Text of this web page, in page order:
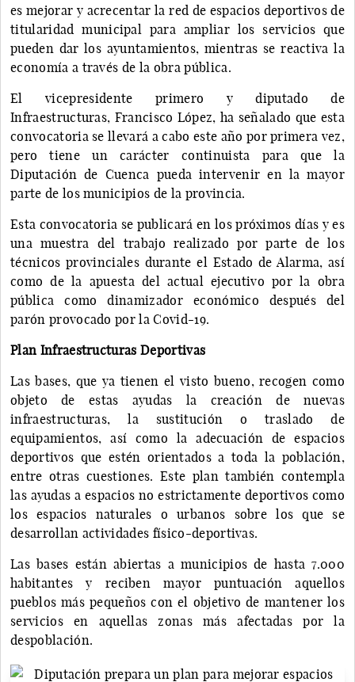
es mejorar y acrecentar la red de espacios deportivos de
titularidad municipal para ampliar los servicios que
pueden dar los ayuntamientos, mientras se reactiva la
economía a través de la obra pública.
El vicepresidente primero y diputado de
Infraestructuras, Francisco López, ha señalado que esta
convocatoria se llevará a cabo este año por primera vez,
pero tiene un carácter continuista para que la
Diputación de Cuenca pueda intervenir en la mayor
parte de los municipios de la provincia.
Esta convocatoria se publicará en los próximos días y es
una muestra del trabajo realizado por parte de los
técnicos provinciales durante el Estado de Alarma, así
como de la apuesta del actual ejecutivo por la obra
pública como dinamizador económico después del
parón provocado por la Covid-19.
Plan Infraestructuras Deportivas
Las bases, que ya tienen el visto bueno, recogen como
objeto de estas ayudas la creación de nuevas
infraestructuras, la sustitución o traslado de
equipamientos, así como la adecuación de espacios
deportivos que estén orientados a toda la población,
entre otras cuestiones. Este plan también contempla
las ayudas a espacios no estrictamente deportivos como
los espacios naturales o urbanos sobre los que se
desarrollan actividades físico-deportivas.
Las bases están abiertas a municipios de hasta 7.000
habitantes y reciben mayor puntuación aquellos
pueblos más pequeños con el objetivo de mantener los
servicios en aquellas zonas más afectadas por la
despoblación.